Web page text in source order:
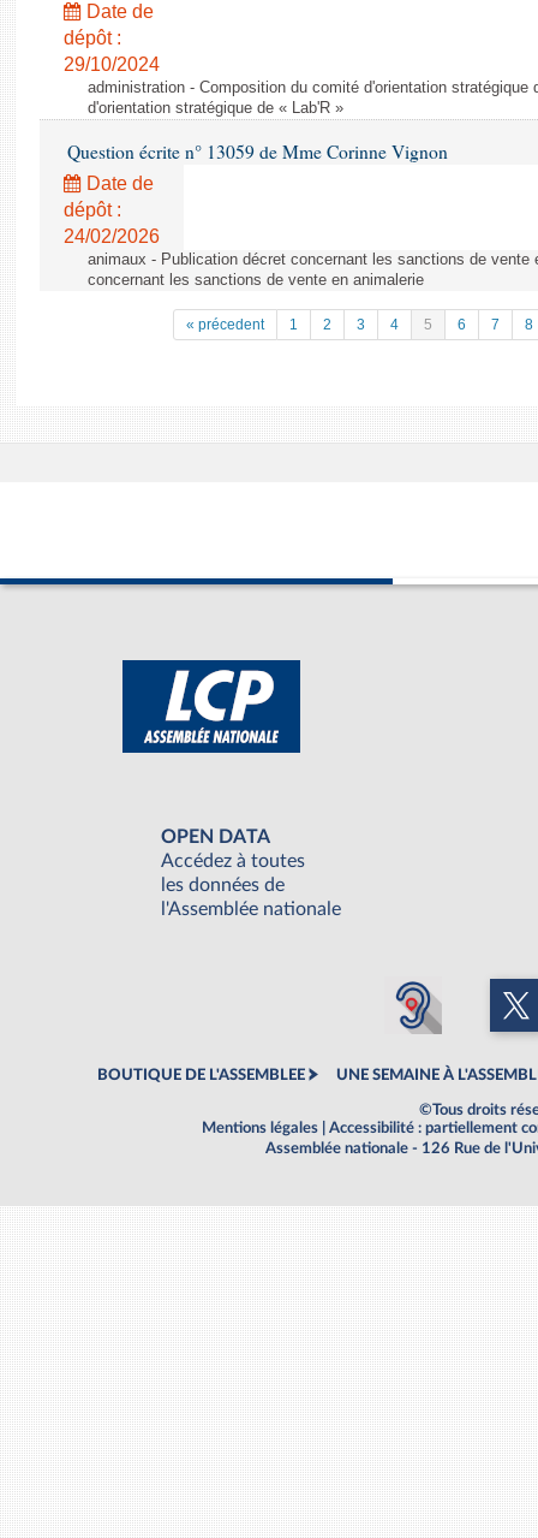
Date de
dépôt :
29/10/2024
administration - Composition du comité d'orientation stratégique
d'orientation stratégique de « Lab'R »
Question écrite n° 13059 de Mme Corinne Vignon
Date de
dépôt :
24/02/2026
animaux - Publication décret concernant les sanctions de vente
concernant les sanctions de vente en animalerie
« précedent 1 2 3 4 5 6 7 8
OPEN DATA
Accédez à toutes
les données de
l'Assemblée nationale
BOUTIQUE DE L'ASSEMBLEE UNE SEMAINE À
©Tous droits
Mentions légales
Accessibilité : partiellement
Assemblée nationale - 126 Rue de